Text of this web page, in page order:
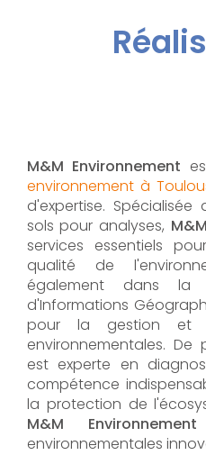
M&M Environnement
environnement à
d'expertise.
sols pour analyses,
services essentiels
qualité de
également dans la
d'Informations
pour la gestion et
environnementales. De
est experte en
compétence
la protection de
M&M Environnement
environnementales